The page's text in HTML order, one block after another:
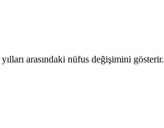
yılları arasındaki nüfus değişimini gösterir.